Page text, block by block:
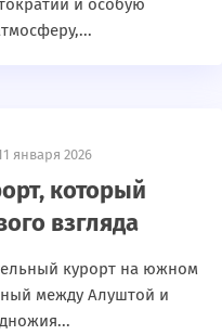
и особую
2026
который
взгляда
курорт на южном
между Алуштой и